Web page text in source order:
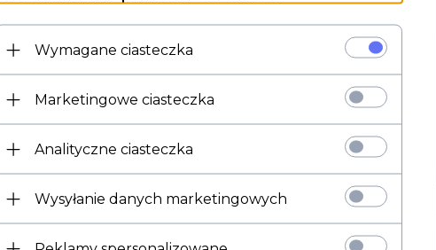
Nowości
Wymagane ciasteczka
Marketingowe ciasteczka
Analityczne ciasteczka
Wysyłanie danych marketingowych